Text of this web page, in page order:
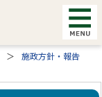
施政方針・報告